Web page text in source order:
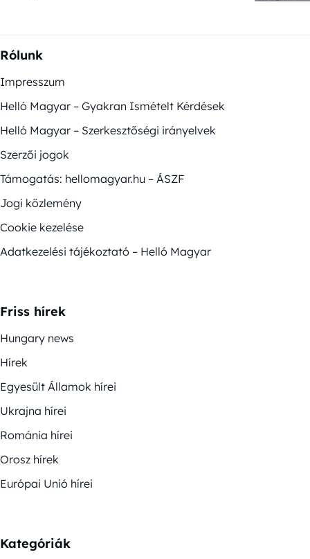
Rólunk
Impresszum
Helló Magyar – Gyakran Ismételt Kérdések
Helló Magyar – Szerkesztőségi irányelvek
Szerzői jogok
Támogatás: hellomagyar.hu – ÁSZF
Jogi közlemény
Cookie kezelése
Adatkezelési tájékoztató – Helló Magyar
Friss hírek
Hungary news
Hírek
Egyesült Államok hírei
Ukrajna hírei
Románia hírei
Orosz hírek
Európai Unió hírei
Kategóriák